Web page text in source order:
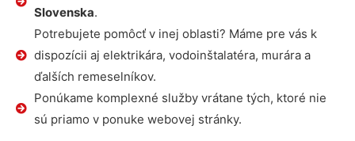
Slovenska.
Potrebujete pomôcť v inej oblasti? Máme pre vás k
dispozícii aj elektrikára, vodoinštalatéra, murára a
ďalších remeselníkov.
Ponúkame komplexné služby vrátane tých, ktoré nie
sú priamo v ponuke webovej stránky.